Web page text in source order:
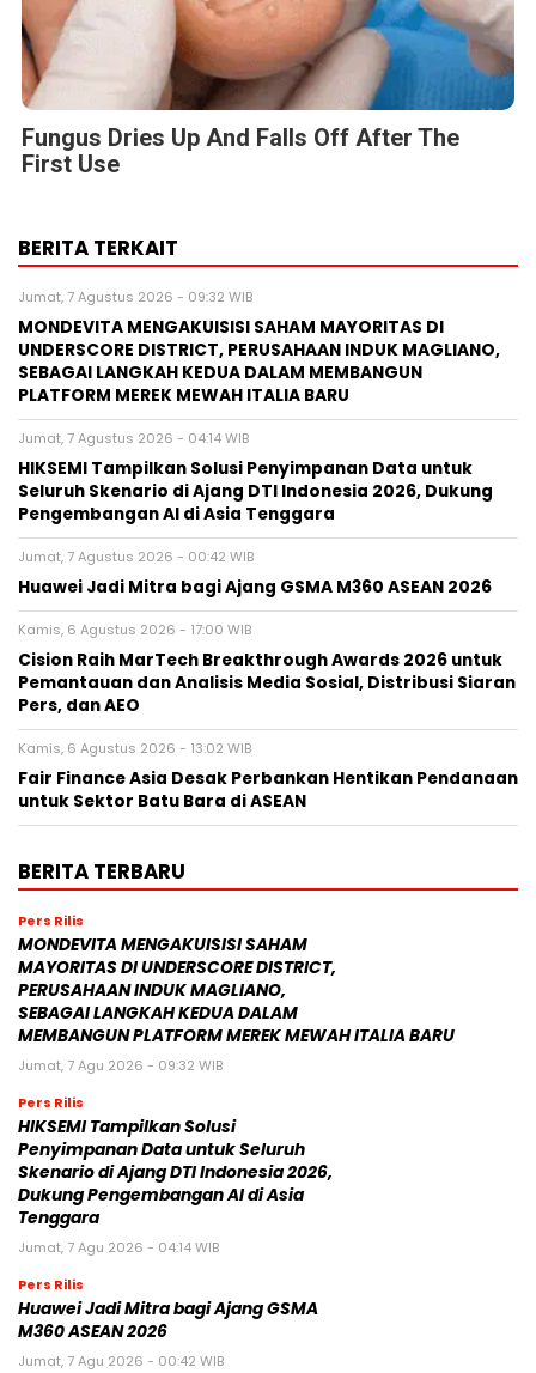
Fungus Dries Up And Falls Off After The
First Use
BERITA TERKAIT
Jumat, 7 Agustus 2026 - 09:32 WIB
MONDEVITA MENGAKUISISI SAHAM MAYORITAS DI
UNDERSCORE DISTRICT, PERUSAHAAN INDUK MAGLIANO,
SEBAGAI LANGKAH KEDUA DALAM MEMBANGUN
PLATFORM MEREK MEWAH ITALIA BARU
Jumat, 7 Agustus 2026 - 04:14 WIB
HIKSEMI Tampilkan Solusi Penyimpanan Data untuk
Seluruh Skenario di Ajang DTI Indonesia 2026, Dukung
Pengembangan AI di Asia Tenggara
Jumat, 7 Agustus 2026 - 00:42 WIB
Huawei Jadi Mitra bagi Ajang GSMA M360 ASEAN 2026
Kamis, 6 Agustus 2026 - 17:00 WIB
Cision Raih MarTech Breakthrough Awards 2026 untuk
Pemantauan dan Analisis Media Sosial, Distribusi Siaran
Pers, dan AEO
Kamis, 6 Agustus 2026 - 13:02 WIB
Fair Finance Asia Desak Perbankan Hentikan Pendanaan
untuk Sektor Batu Bara di ASEAN
BERITA TERBARU
Pers Rilis
MONDEVITA MENGAKUISISI SAHAM
MAYORITAS DI UNDERSCORE DISTRICT,
PERUSAHAAN INDUK MAGLIANO,
SEBAGAI LANGKAH KEDUA DALAM
MEMBANGUN PLATFORM MEREK MEWAH ITALIA BARU
Jumat, 7 Agu 2026 - 09:32 WIB
Pers Rilis
HIKSEMI Tampilkan Solusi
Penyimpanan Data untuk Seluruh
Skenario di Ajang DTI Indonesia 2026,
Dukung Pengembangan AI di Asia
Tenggara
Jumat, 7 Agu 2026 - 04:14 WIB
Pers Rilis
Huawei Jadi Mitra bagi Ajang GSMA
M360 ASEAN 2026
Jumat, 7 Agu 2026 - 00:42 WIB